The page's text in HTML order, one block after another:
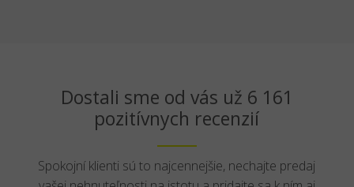
Dostali sme od vás už 6 161
pozitívnych recenzií
Spokojní klienti sú to najcennejšie, nechajte predaj